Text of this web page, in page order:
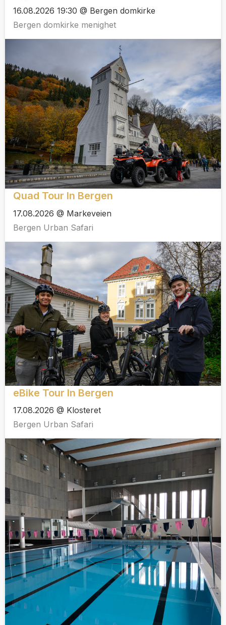
16.08.2026 19:30 @ Bergen domkirke
Bergen domkirke menighet
Quad Tour In Bergen
17.08.2026 @ Markeveien
Bergen Urban Safari
eBike Tour In Bergen
17.08.2026 @ Klosteret
Bergen Urban Safari